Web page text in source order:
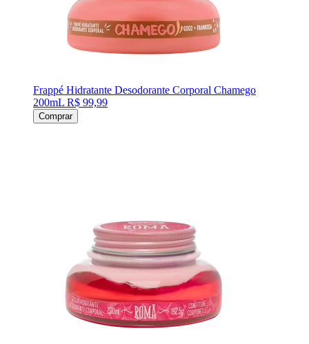
Frappé Hidratante Desodorante Corporal Chamego
200mL R$ 99,99
Comprar